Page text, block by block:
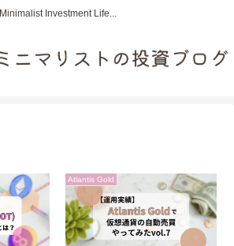
Minimalist Investment Life...
Atlantis Gold